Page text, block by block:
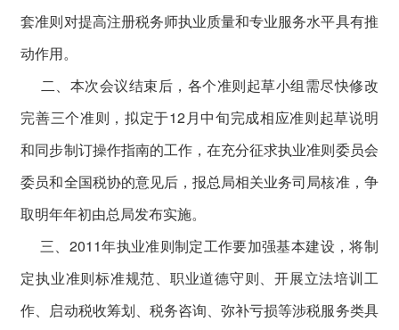
套准则对提高注册税务师执业质量和专业服务水平具有推
动作用。
二、本次会议结束后，各个准则起草小组需尽快修改
完善三个准则，拟定于12月中旬完成相应准则起草说明
和同步制订操作指南的工作，在充分征求执业准则委员会
委员和全国税协的意见后，报总局相关业务司局核准，争
取明年年初由总局发布实施。
三、2011年执业准则制定工作要加强基本建设，将制
定执业准则标准规范、职业道德守则、开展立法培训工
作、启动税收筹划、税务咨询、弥补亏损等涉税服务类具